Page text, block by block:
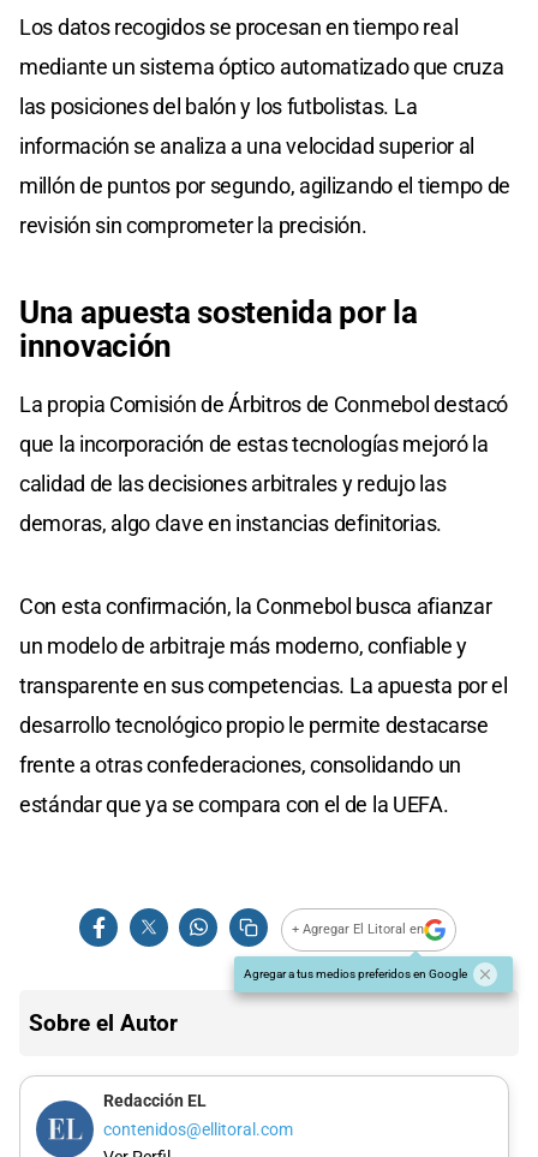
Los datos recogidos se procesan en tiempo real
mediante un sistema óptico automatizado que cruza
las posiciones del balón y los futbolistas. La
información se analiza a una velocidad superior al
millón de puntos por segundo, agilizando el tiempo de
revisión sin comprometer la precisión.
Una apuesta sostenida por la
innovación
La propia Comisión de Árbitros de Conmebol destacó
que la incorporación de estas tecnologías mejoró la
calidad de las decisiones arbitrales y redujo las
demoras, algo clave en instancias definitorias.
Con esta confirmación, la Conmebol busca afianzar
un modelo de arbitraje más moderno, confiable y
transparente en sus competencias. La apuesta por el
desarrollo tecnológico propio le permite destacarse
frente a otras confederaciones, consolidando un
estándar que ya se compara con el de la UEFA.
+ Agregar El Litoral en
Agregar a tus medios preferidos en Google
Sobre el Autor
Redacción EL
contenidos@ellitoral.com